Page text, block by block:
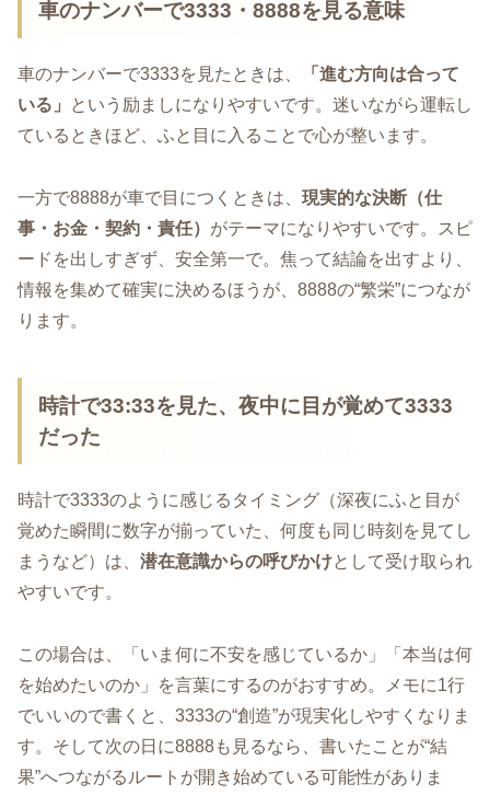
車のナンバーで3333・8888を見る意味
車のナンバーで3333を見たときは、
「進む方向は合って
いる」
という励ましになりやすいです。迷いながら運転し
ているときほど、ふと目に入ることで心が整います。
一方で8888が車で目につくときは、 現実的な決断（仕
事・お金・契約・責任） がテーマになりやすいです。スピ
ードを出しすぎず、安全第一で。焦って結論を出すより、
情報を集めて確実に決めるほうが、8888の“繁栄”につなが
ります。
時計で33:33を見た、夜中に目が覚めて3333
だった
時計で3333のように感じるタイミング（深夜にふと目が
覚めた瞬間に数字が揃っていた、何度も同じ時刻を見てし
まうなど）は、 潜在意識からの呼びかけとして受け取られ
やすいです。
この場合は、「いま何に不安を感じているか」「本当は何
を始めたいのか」を言葉にするのがおすすめ。メモに1行
でいいので書くと、3333の“創造”が現実化しやすくなりま
す。そして次の日に8888も見るなら、書いたことが“結
果”へつながるルートが開き始めている可能性がありま